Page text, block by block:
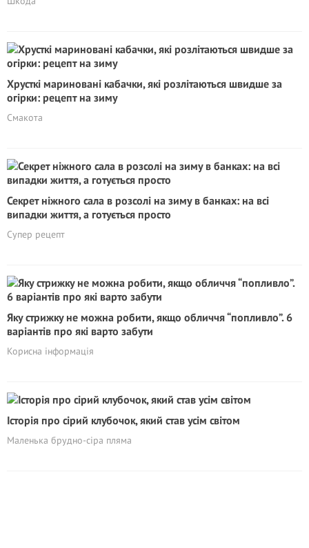
Хрусткі мариновані кабачки, які розлітаються швидше за
огірки: рецепт на зиму
Смакота
Секрет ніжного сала в розсолі на зиму в банках: на всі
випадки життя, а готується просто
Супер рецепт
Яку стрижку не можна робити, якщо обличчя “попливло”. 6
варіантів про які варто забути
Корисна iнформація
Історія про сірий клубочок, який став усім світом
Маленька брудно-сіра пляма